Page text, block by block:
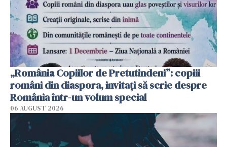
„România Copiilor de Pretutindeni”: copiii
români din diaspora, invitați să scrie despre
România într-un volum special
06 AUGUST 2026